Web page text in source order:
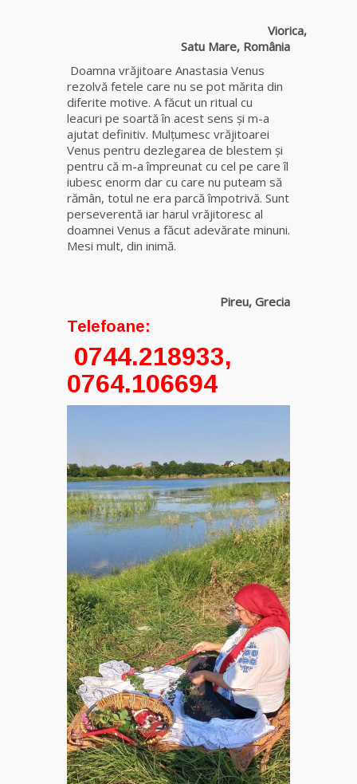
Cea mai
puternică
albă și
Clarvăzătoarea
Elena Natașa
Morgana,
Minodora
Ierusalim
Viorica,
Satu Mare, România
Doamna vrăjitoare Anastasia Venus
rezolvă fetele care nu se pot mărita din
diferite motive. A făcut un ritual cu
leacuri pe soartă în acest sens și m-a
ajutat definitiv. Mulţumesc vrăjitoarei
Venus pentru dezlegarea de blestem şi
pentru că m-a împreunat cu cel pe care îl
iubesc enorm dar cu care nu puteam să
rămân, totul ne era parcă împotrivă. Sunt
perseverentă iar harul vrăjitoresc al
doamnei Venus a făcut adevărate minuni.
Mesi mult, din inimă.
Pireu, Grecia
Telefoane:
0744.218933,
0764.106694